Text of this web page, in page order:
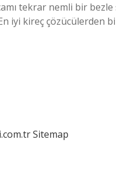
tekrar nemli bir
iyi kireç
Sitemap